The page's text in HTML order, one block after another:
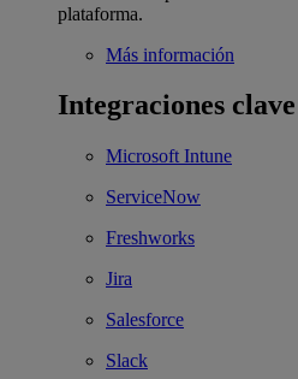
plataforma.
Más información
Integraciones clave
Microsoft Intune
ServiceNow
Freshworks
Jira
Salesforce
Slack